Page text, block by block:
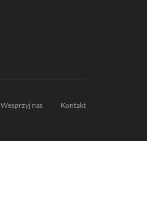
Wesprzyj nas Kontakt